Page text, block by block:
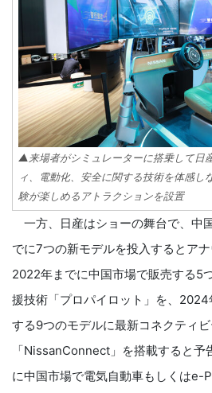
▲来場者がシミュレーターに搭乗して日
ィ、電動化、安全に関する技術を体感し
験が楽しめるアトラクションを設置
一方、日産はショーの舞台で、中
でに7つの新モデルを投入するとアナ
2022年までに中国市場で販売する5
援技術「プロパイロット」を、
する9つのモデルに最新コネクティ
「NissanConnect」を搭載すると
に中国市場で電気自動車もしくはe-